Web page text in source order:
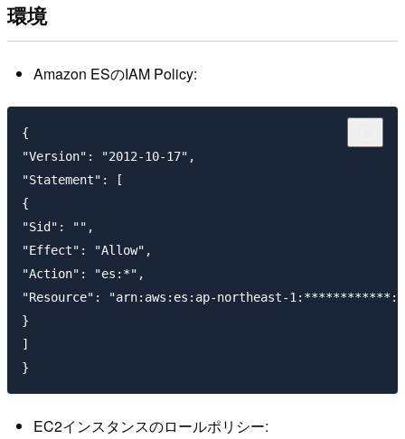
環境
Amazon ESのIAM Policy:
{
"Version": "2012-10-17",
"Statement": [
{
"Sid": "",
"Effect": "Allow",
"Action": "es:*",
"Resource": "arn:aws:es:ap-northeast-
}
]
EC2インスタンスのロールポリシー: